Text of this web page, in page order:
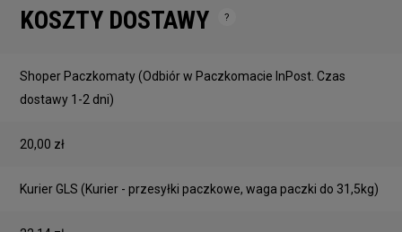
KOSZTY DOSTAWY
Shoper Paczkomaty(Odbiór w Paczkomacie InPost. Czas
dostawy 1-2 dni)
20,00 zł
Kurier GLS (Kurier - przesyłki paczkowe, waga paczki do 31,5kg)